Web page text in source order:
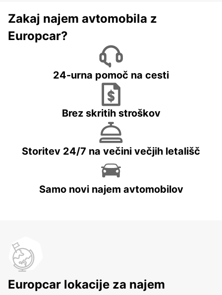
Zakaj najem avtomobila z
Europcar?
24-urna pomoč na cesti
Brez skritih stroškov
Storitev 24/7 na večini večjih letališč
Samo novi najem avtomobilov
Europcar lokacije za najem